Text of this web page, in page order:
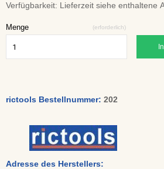
Verfügbarkeit: Lieferzeit siehe enthaltene
Menge (erforderlich)
rictools Bestellnummer: 202
Adresse des Herstellers: